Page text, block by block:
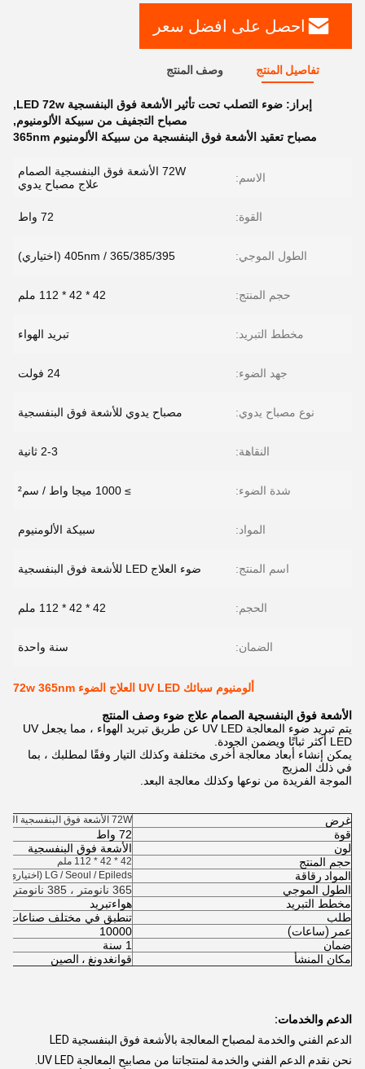
احصل على افضل سعر
تفاصيل المنتج وصف المنتج
إبراز: ضوء التصلب تحت تأثير الأشعة فوق البنفسجية LED 72w
,
مصباح التجفيف من سبيكة الألومنيوم,
مصباح تعقيد الأشعة فوق البنفسجية من سبيكة الألومنيوم 365nm
الاسم:
72W الأشعة فوق البنفسجية الصمام
علاج مصباح يدوي
القوة: 72 واط
الطول الموجي: 365/385/395 / 405nm (اختياري)
حجم المنتج: 42 * 42 * 112 ملم
مخطط التبريد: تبريد الهواء
جهد الضوء: 24 فولت
نوع مصباح يدوي: مصباح يدوي للأشعة فوق البنفسجية
النقاهة: 2-3 ثانية
شدة الضوء: ≥ 1000 ميجا واط / سم²
المواد: سبيكة الألومنيوم
اسم المنتج: ضوء العلاج LED للأشعة فوق البنفسجية
الحجم: 42 * 42 * 112 ملم
الضمان: سنة واحدة
ألومنيوم سبائك UV LED العلاج الضوء 72w 365nm
الأشعة فوق البنفسجية الصمام علاج ضوء وصف المنتج
يتم تبريد ضوء المعالجة UV LED عن طريق تبريد الهواء ، مما يجعل UV
LED أكثر ثباتًا ويضمن الجودة.
يمكن إنشاء أبعاد معالجة أخرى مختلفة وكذلك التيار وفقًا لمطلبك ، بما
في ذلك المزيج
الموجة الفريدة من نوعها وكذلك معالجة البعد.
غرض 72W الأشعة فوق البنفسجية الصمام علاج مصباح يدوي
قوة
72 واط
لون
الأشعة فوق البنفسجية
حجم المنتج
42 * 42 * 112 ملم
المواد رقاقة LG / Seoul / Epileds (اختياري)
الطول الموجي
365 نانومتر ، 385 نانومتر ، 395 نانومتر ، 405 نانومتر
مخطط التبريد
هواءتبريد
طلب
تنطبق في مختلف صناعات
عمر (ساعات)
10000
ضمان
1 سنة
مكان المنشأ
قوانغدونغ ، الصين
الدعم والخدمات:
الدعم الفني والخدمة لمصباح المعالجة بالأشعة فوق البنفسجية LED
نحن نقدم الدعم الفني والخدمة لمنتجاتنا من مصابيح المعالجة UV LED.